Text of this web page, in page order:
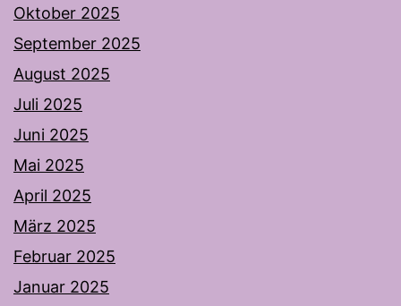
Oktober 2025
September 2025
August 2025
Juli 2025
Juni 2025
Mai 2025
April 2025
März 2025
Februar 2025
Januar 2025